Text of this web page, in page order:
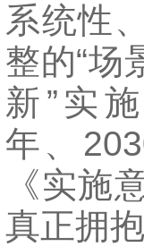
系统性
整的“场
新”实
年、
《实施
真正拥